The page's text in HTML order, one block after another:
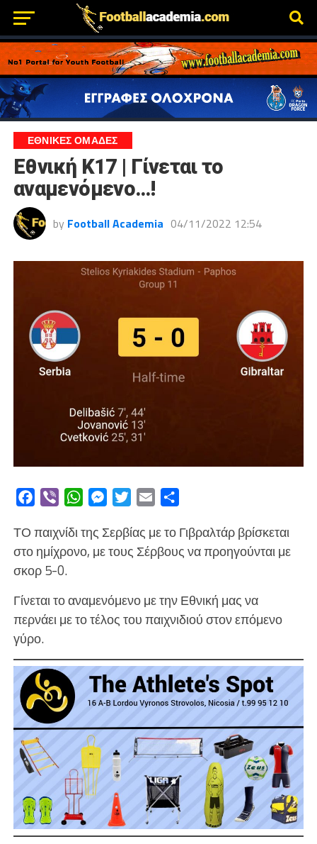
ΕΘΝΙΚΕΣ ΟΜΑΔΕΣ
Εθνική Κ17 | Γίνεται το
αναμενόμενο…!
by Football Academia 04/11/2022 12:54
Facebook
Viber WhatsAppMessengerTwitterEmail
ΤΟ παιχνίδι της Σερβίας με το Γιβραλτάρ βρίσκεται
στο ημίχρονο, με τους Σέρβους να προηγούνται με
σκορ 5-0.
Γίνεται το αναμενόμενο με την Εθνική μας να
περνάει με το τέλος του παιχνιδιού στον επόμενο
γύρο.